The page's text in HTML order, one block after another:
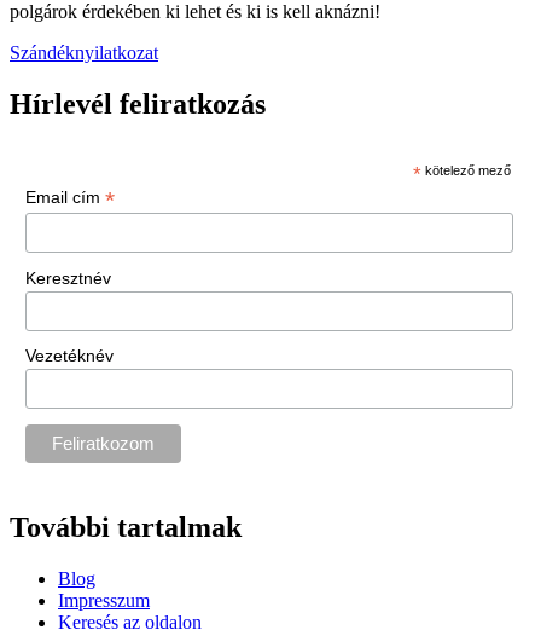
polgárok érdekében ki lehet és ki is kell aknázni!
Szándéknyilatkozat
Hírlevél feliratkozás
* kötelező mező
Email cím *
Keresztnév
Vezetéknév
További tartalmak
Blog
Impresszum
Keresés az oldalon